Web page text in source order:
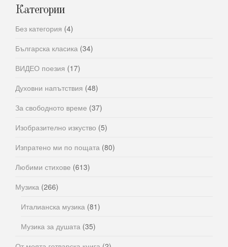
Категории
Без категория (4)
Българска класика (34)
ВИДЕО поезия (17)
Духовни напътствия (48)
За свободното време (37)
Изобразително изкуство (5)
Изпратено ми по пощата (80)
Любими стихове (613)
Музика (266)
Италианска музика (81)
Музика за душата (35)